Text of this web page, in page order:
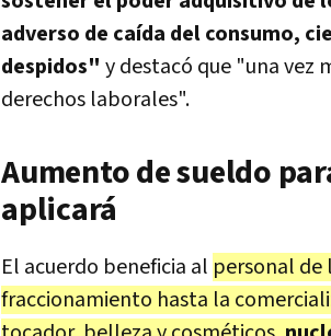
adverso de caída del consumo,
despidos" y destacó que "una vez
derechos laborales".
Aumento de sueldo
aplicará
El acuerdo beneficia al personal de
fraccionamiento hasta la